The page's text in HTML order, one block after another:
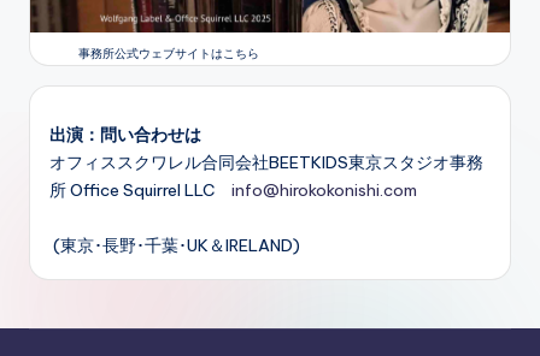
事務所公式ウェブサイトはこちら
出演：問い合わせは
オフィススクワレル合同会社BEETKIDS東京スタジオ事務
所 Office Squirrel LLC info@hirokokonishi.com
(東京･長野･千葉･UK＆IRELAND)